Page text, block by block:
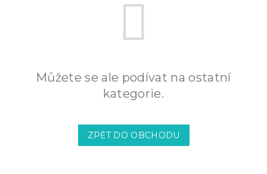
Můžete se ale podívat na ostatní
kategorie.
ZPĚT DO OBCHODU